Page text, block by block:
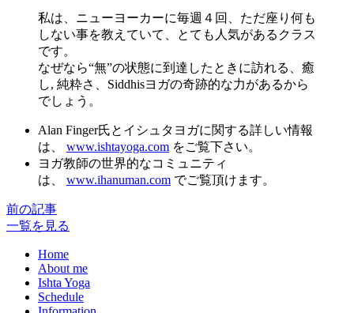
私は、ニューヨーカーに毎週４回、ただ座り何も
しない事を教えていて、とても人気があるクラス
です。
なぜなら“無”の状態に到達したときに訪れる、癒
し, 純粋さ、Siddhisヨガの奇跡的な力があるから
でしょう。
Alan Finger氏とイシュタヨガに関する詳しい情報
は、 www.ishtayoga.com をご覧下さい。
ヨガ教師の世界的なコミュニティ
は、 www.ihanuman.com でご覧頂けます。
前の記事
一覧を見る
Home
About me
Ishta Yoga
Schedule